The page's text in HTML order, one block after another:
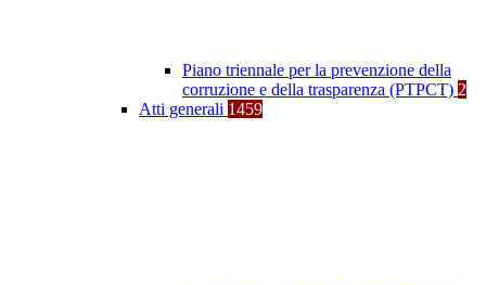
Piano triennale per la prevenzione della
corruzione e della trasparenza (PTPCT) 2
Atti generali 1459